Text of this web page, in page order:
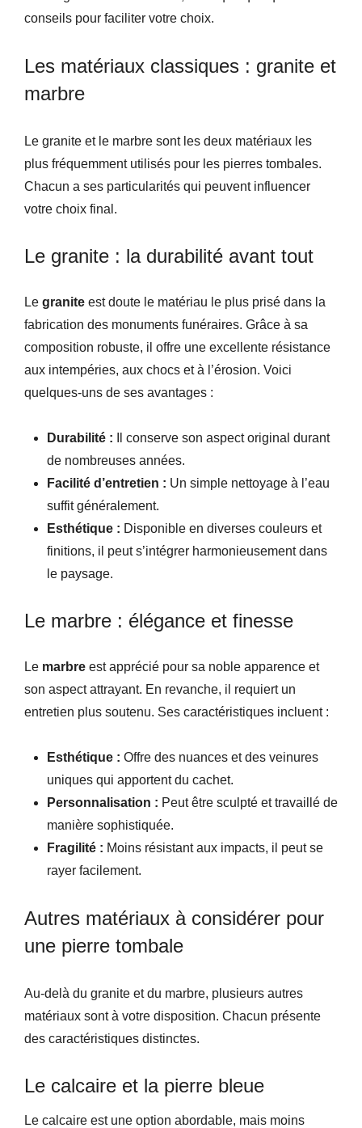
conseils pour faciliter votre choix.
Les matériaux classiques : granite et
marbre
Le granite et le marbre sont les deux matériaux les
plus fréquemment utilisés pour les pierres tombales.
Chacun a ses particularités qui peuvent influencer
votre choix final.
Le granite : la durabilité avant tout
Le granite est doute le matériau le plus prisé dans la
fabrication des monuments funéraires. Grâce à sa
composition robuste, il offre une excellente résistance
aux intempéries, aux chocs et à l’érosion. Voici
quelques-uns de ses avantages :
Durabilité : Il conserve son aspect original durant
de nombreuses années.
Facilité d’entretien : Un simple nettoyage à l’eau
suffit généralement.
Esthétique : Disponible en diverses couleurs et
finitions, il peut s’intégrer harmonieusement dans
le paysage.
Le marbre : élégance et finesse
Le marbre est apprécié pour sa noble apparence et
son aspect attrayant. En revanche, il requiert un
entretien plus soutenu. Ses caractéristiques incluent :
Esthétique : Offre des nuances et des veinures
uniques qui apportent du cachet.
Personnalisation : Peut être sculpté et travaillé de
manière sophistiquée.
Fragilité : Moins résistant aux impacts, il peut se
rayer facilement.
Autres matériaux à considérer pour
une pierre tombale
Au-delà du granite et du marbre, plusieurs autres
matériaux sont à votre disposition. Chacun présente
des caractéristiques distinctes.
Le calcaire et la pierre bleue
Le calcaire est une option abordable, mais moins